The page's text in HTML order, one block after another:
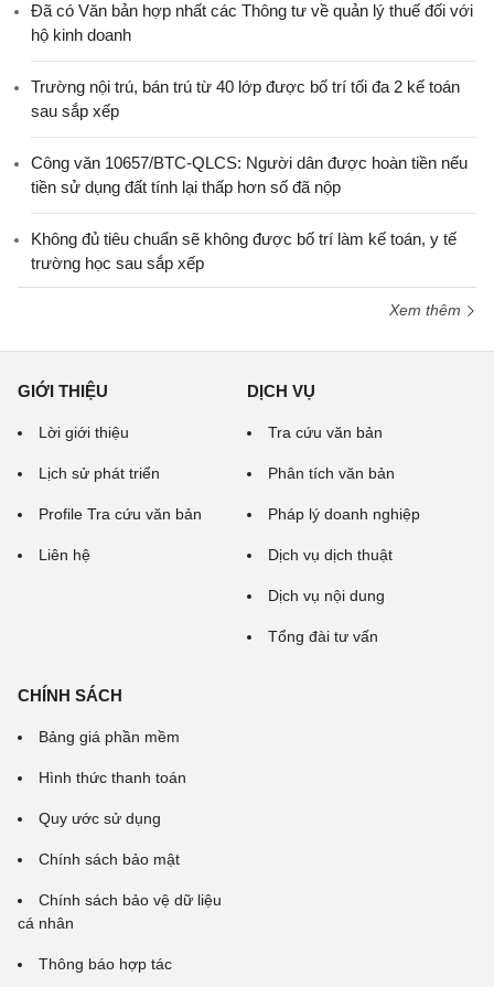
Đã có Văn bản hợp nhất các Thông tư về quản lý thuế đối với
hộ kinh doanh
Trường nội trú, bán trú từ 40 lớp được bố trí tối đa 2 kế toán
sau sắp xếp
Công văn 10657/BTC-QLCS: Người dân được hoàn tiền nếu
tiền sử dụng đất tính lại thấp hơn số đã nộp
Không đủ tiêu chuẩn sẽ không được bố trí làm kế toán, y tế
trường học sau sắp xếp
Xem thêm
GIỚI THIỆU
Lời giới thiệu
Lịch sử phát triển
Profile Tra cứu văn bản
Liên hệ
DỊCH VỤ
Tra cứu văn bản
Phân tích văn bản
Pháp lý doanh nghiệp
Dịch vụ dịch thuật
Dịch vụ nội dung
Tổng đài tư vấn
CHÍNH SÁCH
Bảng giá phần mềm
Hình thức thanh toán
Quy ước sử dụng
Chính sách bảo mật
Chính sách bảo vệ dữ liệu
cá nhân
Thông báo hợp tác